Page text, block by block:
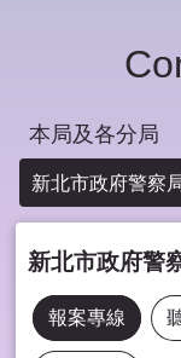
本局及各分局
新北市政府警察
新北市政府警
報案專線